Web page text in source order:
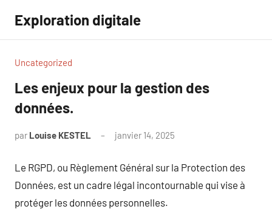
contenu
Exploration digitale
Uncategorized
Les enjeux pour la gestion des
données.
par Louise KESTEL janvier 14, 2025
Le RGPD, ou Règlement Général sur la Protection des
Données, est un cadre légal incontournable qui vise à
protéger les données personnelles.